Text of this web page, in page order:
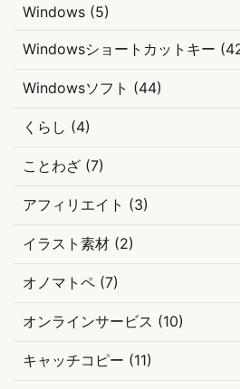
Windows (5)
Windowsショートカットキー
Windowsソフト (44)
くらし (4)
ことわざ (7)
アフィリエイト (3)
イラスト素材 (2)
オノマトペ (7)
オンラインサービス (10)
キャッチコピー (11)